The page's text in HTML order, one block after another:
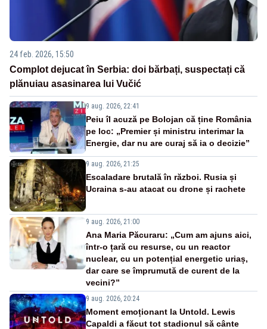
24 feb. 2026, 15:50
Complot dejucat în Serbia: doi bărbați, suspectați că
plănuiau asasinarea lui Vučić
9 aug. 2026, 22:41
Peiu îl acuză pe Bolojan că ține România
pe loc: „Premier și ministru interimar la
Energie, dar nu are curaj să ia o decizie”
9 aug. 2026, 21:25
Escaladare brutală în război. Rusia și
Ucraina s-au atacat cu drone și rachete
9 aug. 2026, 21:00
Ana Maria Păcuraru: „Cum am ajuns aici,
într-o țară cu resurse, cu un reactor
nuclear, cu un potențial energetic uriaș,
dar care se împrumută de curent de la
vecini?”
9 aug. 2026, 20:24
Moment emoționant la Untold. Lewis
Capaldi a făcut tot stadionul să cânte